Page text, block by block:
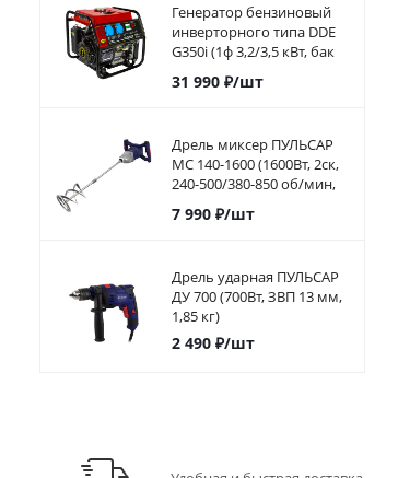
Ключ трубный КОБАЛЬТ
рычажный тип S, 1,5", 400
Достаточно
1 440
Ключ трубный
1 870
Генератор бензиновый
инверторного типа DDE
G350i (1ф 3,2/3,5 кВт, бак
5,7 л, дв-ль 7 л.с.)794-968
31 990₽/шт
Дрель миксер ПУЛЬСАР
МС 140-1600 (1600Вт, 2ск,
240-500/380-850 об/мин,
пл. пуск, насадка 140 мм)
7 990₽/шт
Дрель ударная ПУЛЬСАР
ДУ 700 (700Вт, ЗВП 13 мм,
1,85 кг)
2 490₽/шт